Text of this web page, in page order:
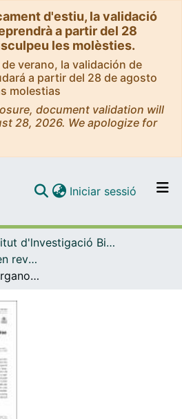
d'estiu, la validació
a partir del 28
les molèsties.
verano, la validación de
a partir del 28 de agosto
molestias
document validation will
28, 2026. We apologize for
Navega per tot el DD
Iniciar sessió (current)
Institut d'lnvestigació Biomèdica de Bellvitge (IDIBELL)
Articles publicats en revistes (Institut d'lnvestigació Biomèdica de Bellvitge (IDIBELL))
Human Intestinal Organoids: Promise and Challenge